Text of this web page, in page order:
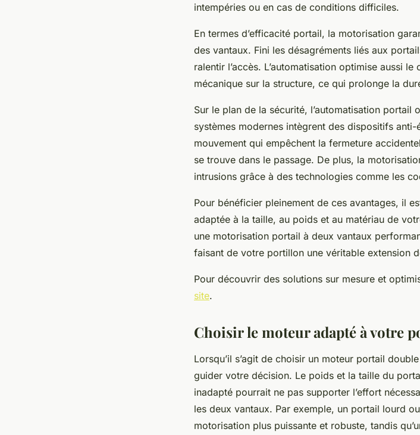
intempéries ou en cas de conditions difficiles.
En termes d’efficacité portail, la motorisation
des vantaux. Fini les désagréments liés aux
ralentir l’accès. L’automatisation optimise aussi
mécanique sur la structure, ce qui prolonge la
Sur le plan de la sécurité, l’automatisation portail
systèmes modernes intègrent des dispositifs
mouvement qui empêchent la fermeture
se trouve dans le passage. De plus, la
intrusions grâce à des technologies comme les
Pour bénéficier pleinement de ces avantages, il
adaptée à la taille, au poids et au matériau de
une motorisation portail à deux vantaux
faisant de votre portillon une véritable extension
Pour découvrir des solutions sur mesure et
site.
Choisir le moteur adapté à votre
Lorsqu’il s’agit de choisir un moteur portail
guider votre décision. Le poids et la taille du
inadapté pourrait ne pas supporter l’effort
les deux vantaux. Par exemple, un portail lourd
motorisation plus puissante et robuste, tandis